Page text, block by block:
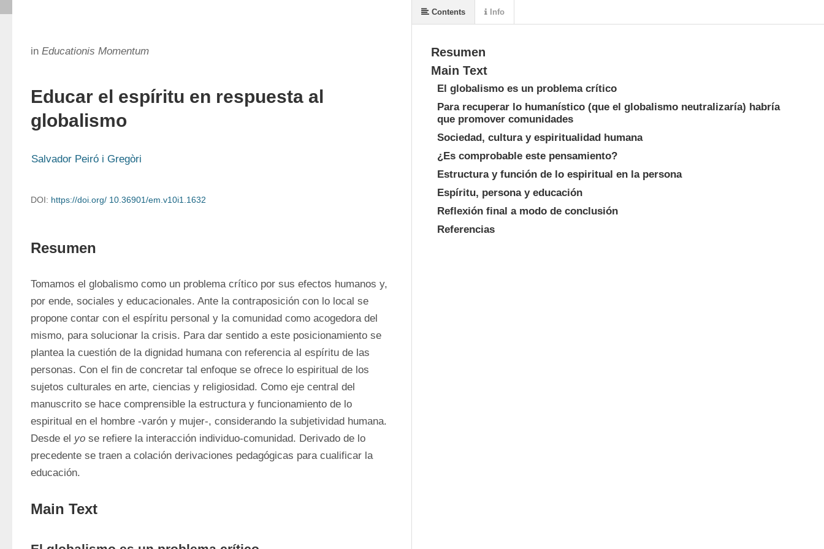
in Educationis Momentum
Educar el espíritu en respuesta al
globalismo
Salvador Peiró i Gregòri
DOI: https://doi.org/ 10.36901/em.v10i1.1632
Resumen
Tomamos el globalismo como un problema crítico por sus efectos humanos y,
por ende, sociales y educacionales. Ante la contraposición con lo local se
propone contar con el espíritu personal y la comunidad como acogedora del
mismo, para solucionar la crisis. Para dar sentido a este posicionamiento se
plantea la cuestión de la dignidad humana con referencia al espíritu de las
personas. Con el fin de concretar tal enfoque se ofrece lo espiritual de los
sujetos culturales en arte, ciencias y religiosidad. Como eje central del
manuscrito se hace comprensible la estructura y funcionamiento de lo
espiritual en el hombre -varón y mujer-, considerando la subjetividad humana.
Desde el yo se refiere la interacción individuo-comunidad. Derivado de lo
precedente se traen a colación derivaciones pedagógicas para cualificar la
educación.
Main Text
Resumen
Main Text
El globalismo es un problema crítico
Para recuperar lo humanístico (que el globalismo neutralizaría) habría
que promover comunidades
Sociedad, cultura y espiritualidad humana
¿Es comprobable este pensamiento?
Estructura y función de lo espiritual en la persona
Espíritu, persona y educación
Reflexión final a modo de conclusión
Referencias
Contents Info